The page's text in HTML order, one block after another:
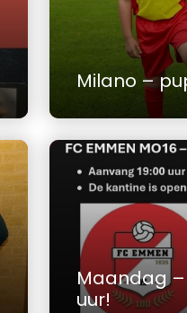
Milano –
Maandag –
uur!